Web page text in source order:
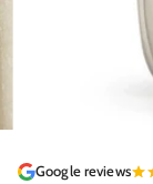
Google reviews